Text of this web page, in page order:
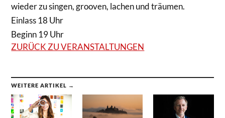
wieder zu singen, grooven, lachen und träumen.
Einlass 18 Uhr
Beginn 19 Uhr
ZURÜCK ZU VERANSTALTUNGEN
WEITERE ARTIKEL →